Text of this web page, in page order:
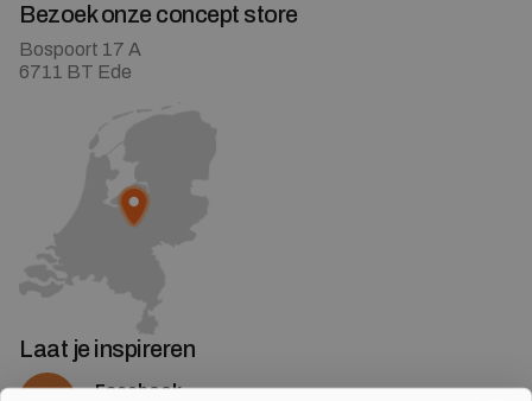
Bezoek onze concept store
Bospoort 17 A
6711 BT Ede
Laat je inspireren
Facebook